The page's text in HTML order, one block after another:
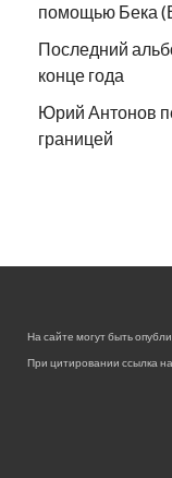
помощью Бека
Последний
конце года
Юрий Антонов
границей
На сайте могут быть
При цитировании ссылка